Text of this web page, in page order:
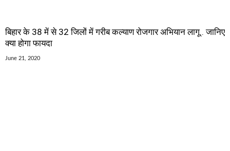
बिहार के 38 में से 32 जिलों में गरीब कल्याण रोजगार अभियान लागू.. जानिए
क्या होगा फायदा
June 21, 2020